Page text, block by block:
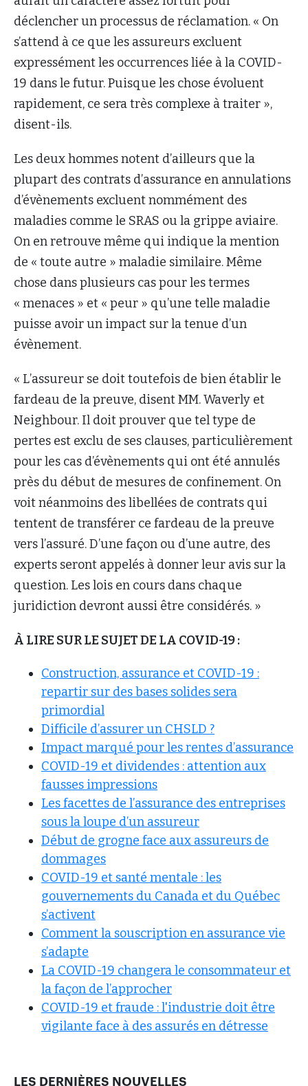
déclencher un processus de réclamation. « On
s’attend à ce que les assureurs excluent
expressément les occurrences liée à la COVID-
19 dans le futur. Puisque les chose évoluent
rapidement, ce sera très complexe à traiter »,
disent-ils.
Les deux hommes notent d’ailleurs que la
plupart des contrats d’assurance en annulations
d’évènements excluent nommément des
maladies comme le SRAS ou la grippe aviaire.
On en retrouve même qui indique la mention
de « toute autre » maladie similaire. Même
chose dans plusieurs cas pour les termes
« menaces » et « peur » qu’une telle maladie
puisse avoir un impact sur la tenue d’un
évènement.
« L’assureur se doit toutefois de bien établir le
fardeau de la preuve, disent MM. Waverly et
Neighbour. Il doit prouver que tel type de
pertes est exclu de ses clauses, particulièrement
pour les cas d’évènements qui ont été annulés
près du début de mesures de confinement. On
voit néanmoins des libellées de contrats qui
tentent de transférer ce fardeau de la preuve
vers l’assuré. D’une façon ou d’une autre, des
experts seront appelés à donner leur avis sur la
question. Les lois en cours dans chaque
juridiction devront aussi être considérés. »
À LIRE SUR LE SUJET DE LA COVID-19 :
Construction, assurance et COVID-19 :
repartir sur des bases solides sera
primordial
Difficile d’assurer un CHSLD ?
Impact marqué pour les rentes d’assurance
COVID-19 et dividendes : attention aux
fausses impressions
Les facettes de l’assurance des entreprises
sous la loupe d’un assureur
Début de grogne face aux assureurs de
dommages
COVID-19 et santé mentale : les
gouvernements du Canada et du Québec
s’activent
Comment la souscription en assurance vie
s’adapte
La COVID-19 changera le consommateur et
la façon de l’approcher
COVID-19 et fraude : l'industrie doit être
vigilante face à des assurés en détresse
LES DERNIÈRES NOUVELLES